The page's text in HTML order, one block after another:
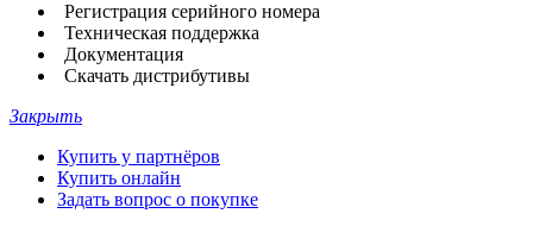
Регистрация серийного номера
Техническая поддержка
Документация
Скачать дистрибутивы
Закрыть
Купить у партнёров
Купить онлайн
Задать вопрос о покупке